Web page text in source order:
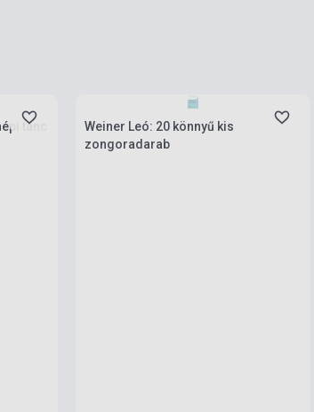
tánc
Weiner Leó: 20 könnyű kis
zongoradarab